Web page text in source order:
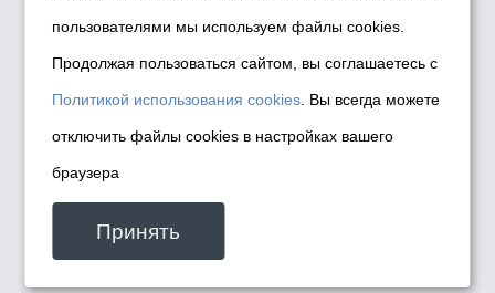
© Департамент информационной политики мэрии
города Новосибирска, 2026
Политика использования Cookies
Политика по обработке персональных
данных в информационных системах
мэрии города Новосибирска
Техническая поддержка сайта -
malinchukvl@mail.ru
пользователями мы используем файлы cookies.
Продолжая пользоваться сайтом, вы соглашаетесь с
Политикой использования cookies . Вы всегда можете
отключить файлы cookies в настройках вашего
браузера
Принять